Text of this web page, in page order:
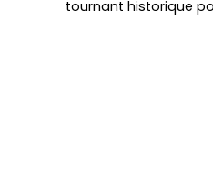
tournant historique